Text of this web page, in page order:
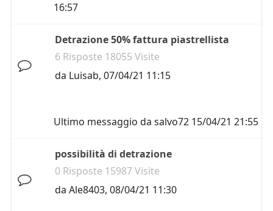
16:57
Detrazione 50% fattura piastrellista
6 Risposte 18055 Visite
da Luisab, 07/04/21 11:15
Ultimo messaggio da salvo72 15/04/21 21:55
possibilità di detrazione
0 Risposte 15987 Visite
da Ale8403, 08/04/21 11:30